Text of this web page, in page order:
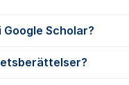
Scholar?